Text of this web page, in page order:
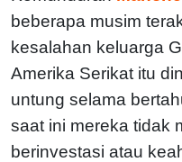
beberapa musim
kesalahan keluarga
Amerika Serikat itu
untung selama
saat ini mereka tidak
berinvestasi atau